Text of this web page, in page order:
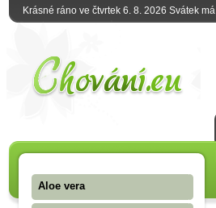
Krásné ráno ve čtvrtek 6. 8. 2026 Svátek má
Aloe vera